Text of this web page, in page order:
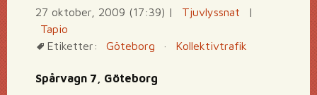
27 oktober, 2009 (17:39) | Tjuvlyssnat
|
Tapio
Etiketter:
Göteborg · Kollektivtrafik
Spårvagn 7, Göteborg